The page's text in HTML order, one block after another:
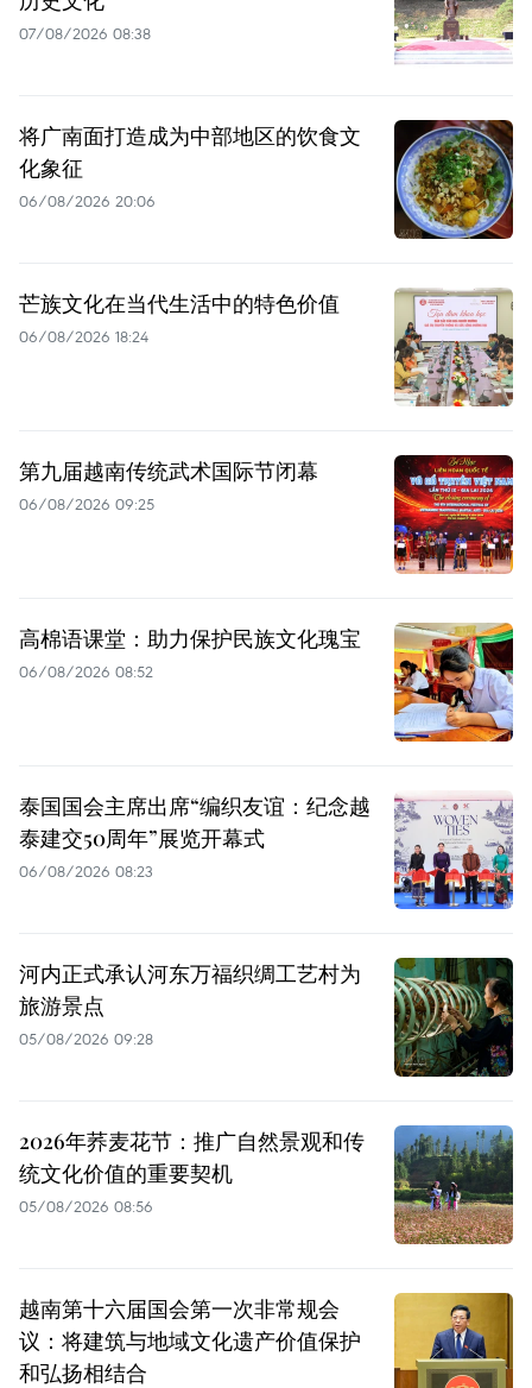
07/08/2026 08:38
将广南面打造成为中部地区的饮食文
化象征
06/08/2026 20:06
芒族文化在当代生活中的特色价值
06/08/2026 18:24
第九届越南传统武术国际节闭幕
06/08/2026 09:25
高棉语课堂：助力保护民族文化瑰宝
06/08/2026 08:52
泰国国会主席出席“编织友谊：纪念越
泰建交50周年”展览开幕式
06/08/2026 08:23
河内正式承认河东万福织绸工艺村为
旅游景点
05/08/2026 09:28
2026年荞麦花节：推广自然景观和传
统文化价值的重要契机
05/08/2026 08:56
越南第十六届国会第一次非常规会
议：将建筑与地域文化遗产价值保护
和弘扬相结合